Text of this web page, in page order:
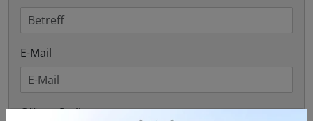
E-Mail
Offene Stellen